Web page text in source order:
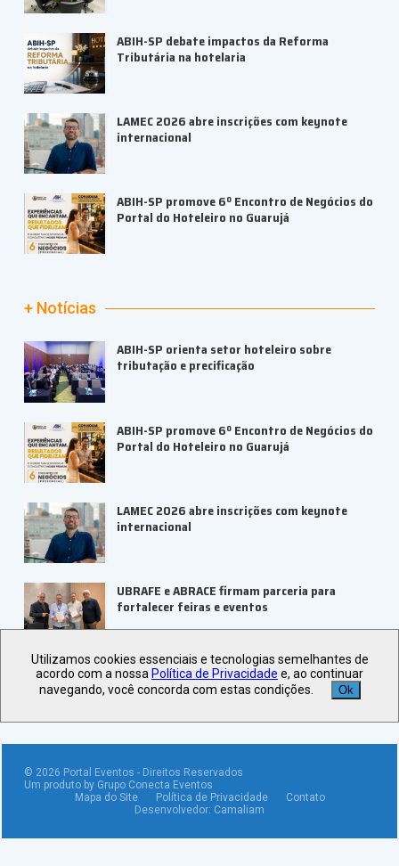
ABIH-SP debate impactos da Reforma
Tributária na hotelaria
LAMEC 2026 abre inscrições com keynote
internacional
ABIH-SP promove 6º Encontro de Negócios do
Portal do Hoteleiro no Guarujá
+ Notícias
ABIH-SP orienta setor hoteleiro sobre
tributação e precificação
ABIH-SP promove 6º Encontro de Negócios do
Portal do Hoteleiro no Guarujá
LAMEC 2026 abre inscrições com keynote
internacional
UBRAFE e ABRACE firmam parceria para
fortalecer feiras e eventos
Veja +Últimas Notícias
© 2026 Portal Eventos - Direitos Reservados
Um produto by Grupo Conecta Eventos
Mapa do Site
Política de Privacidade
Contato
Desenvolvedor: Camaliam
Utilizamos cookies essenciais e tecnologias semelhantes de
acordo com a nossa Política de Privacidade e, ao continuar
navegando, você concorda com estas condições.
Ok